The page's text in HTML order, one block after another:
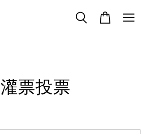
灌票投票